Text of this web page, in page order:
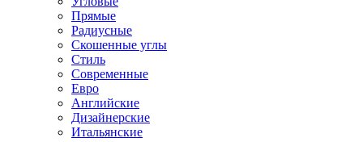
Прямые
Радиусные
Скошенные углы
Стиль
Современные
Евро
Английские
Дизайнерские
Итальянские